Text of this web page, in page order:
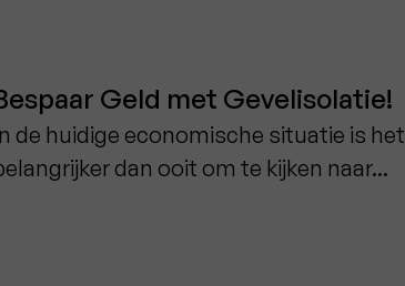
Geld met Gevelisolatie!
de huidige economische situatie is het
dan ooit om te kijken naar...